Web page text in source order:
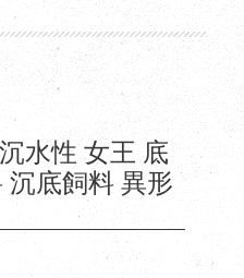
水性 女王 底
沉底飼料 異形